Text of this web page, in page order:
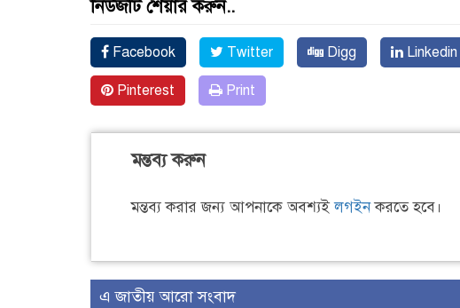
নিউজটি শেয়ার করুন..
Facebook Twitter Digg Linkedin
Pinterest Print
মন্তব্য করুন
মন্তব্য করার জন্য আপনাকে অবশ্যইলগইনকরতে হবে।
এ জাতীয় আরো সংবাদ